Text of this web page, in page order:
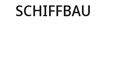
SCHIFFBAU